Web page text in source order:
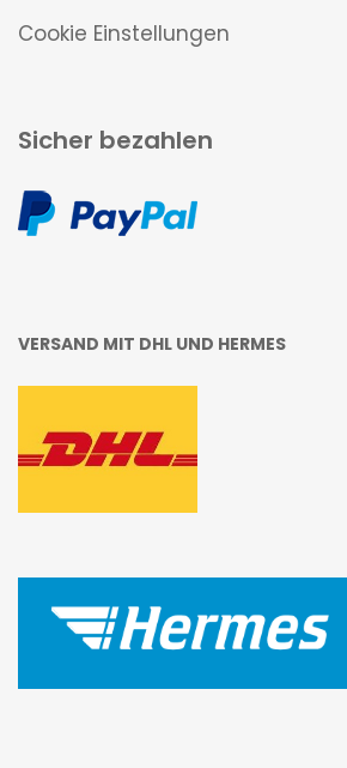
Cookie Einstellungen
Sicher bezahlen
VERSAND MIT DHL UND HERMES